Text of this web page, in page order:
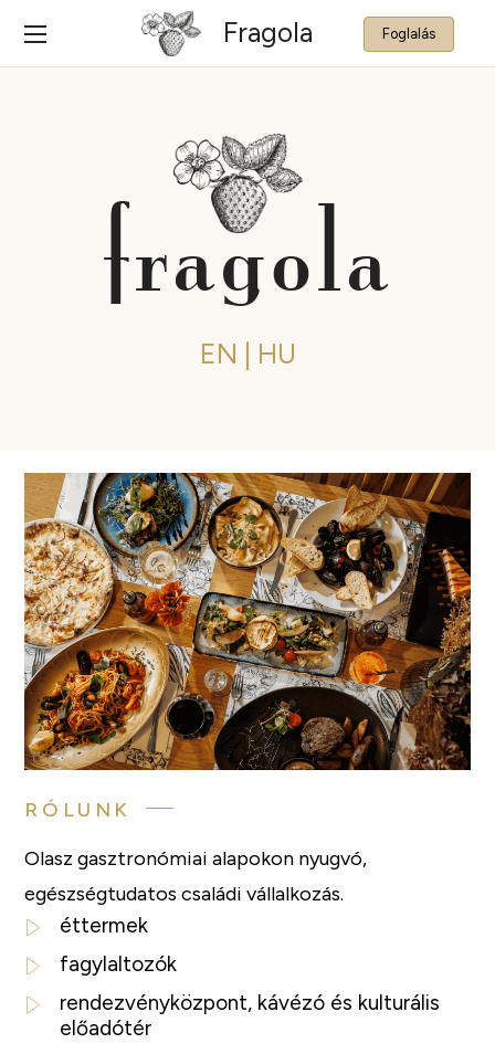
Fragola Foglalás
fragola
EN | HU
RÓLUNK
Olasz gasztronómiai alapokon nyugvó,
egészségtudatos családi vállalkozás.
éttermek
fagylaltozók
rendezvényközpont, kávézó és kulturális
előadótér